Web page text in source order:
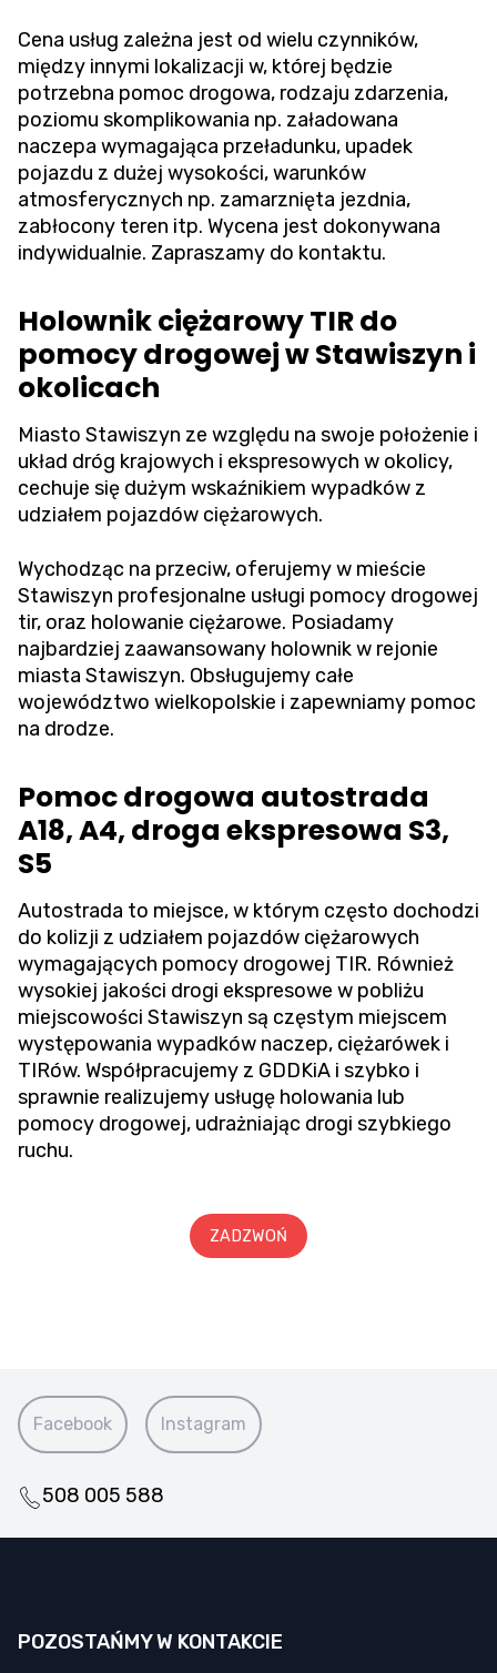
Cena usług zależna jest od wielu czynników,
między innymi lokalizacji w, której będzie
potrzebna pomoc drogowa, rodzaju zdarzenia,
poziomu skomplikowania np. załadowana
naczepa wymagająca przeładunku, upadek
pojazdu z dużej wysokości, warunków
atmosferycznych np. zamarznięta jezdnia,
zabłocony teren itp. Wycena jest dokonywana
indywidualnie. Zapraszamy do kontaktu.
Holownik ciężarowy TIR do
pomocy drogowej w Stawiszyn i
okolicach
Miasto Stawiszyn ze względu na swoje położenie i
układ dróg krajowych i ekspresowych w okolicy,
cechuje się dużym wskaźnikiem wypadków z
udziałem pojazdów ciężarowych.
Wychodząc na przeciw, oferujemy w mieście
Stawiszyn profesjonalne usługi pomocy drogowej
tir, oraz holowanie ciężarowe. Posiadamy
najbardziej zaawansowany holownik w rejonie
miasta Stawiszyn. Obsługujemy całe
województwo wielkopolskie i zapewniamy pomoc
na drodze.
Pomoc drogowa autostrada
A18, A4, droga ekspresowa S3,
S5
Autostrada to miejsce, w którym często dochodzi
do kolizji z udziałem pojazdów ciężarowych
wymagających pomocy drogowej TIR. Również
wysokiej jakości drogi ekspresowe w pobliżu
miejscowości Stawiszyn są częstym miejscem
występowania wypadków naczep, ciężarówek i
TIRów. Współpracujemy z GDDKiA i szybko i
sprawnie realizujemy usługę holowania lub
pomocy drogowej, udrażniając drogi szybkiego
ruchu.
ZADZWOŃ
Facebook Instagram
508 005 588
POZOSTAŃMY W KONTAKCIE